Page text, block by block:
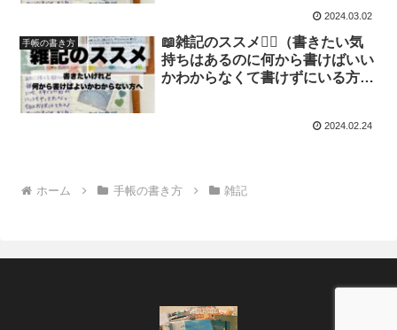
2024.03.02
手帳の書き方
📖雑記のススメ１⃣（書きたい気
持ちはあるのに何から書けばいい
かわからなくて書けずにいる方
2024.02.24
ホーム 手帳の書き方 雑記